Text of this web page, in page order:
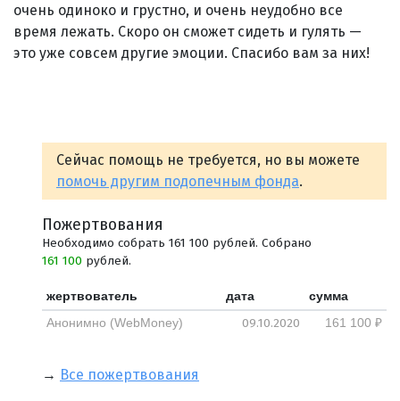
очень одиноко и грустно, и очень неудобно все
время лежать. Скоро он сможет сидеть и гулять —
это уже совсем другие эмоции. Спасибо вам за них!
Сейчас помощь не требуется, но вы можете
помочь другим подопечным фонда.
Пожертвования
Необходимо собрать 161 100 рублей. Собрано
161 100 рублей.
жертвователь дата
сумма
Анонимно (WebMoney)
09.10.2020 161 100 ₽
→ Все пожертвования